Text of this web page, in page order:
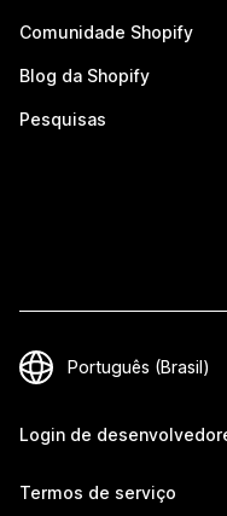
Comunidade Shopify
Blog da Shopify
Pesquisas
Login de
Termos de serviço